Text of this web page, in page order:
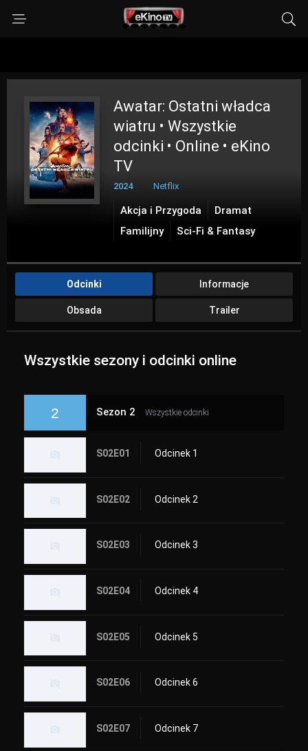
Awatar: Ostatni władca
wiatru • Wszystkie
odcinki • Online • eKino
TV
2024 Netflix
Akcja i Przygoda
Dramat
Familijny
Sci-Fi & Fantasy
Odcinki Informacje
Obsada Trailer
Wszystkie sezony i odcinki online
2 Sezon 2 Wszystkie odcinki
S02E01 Odcinek 1
S02E02 Odcinek 2
S02E03 Odcinek 3
S02E04 Odcinek 4
S02E05 Odcinek 5
S02E06 Odcinek 6
S02E07 Odcinek 7